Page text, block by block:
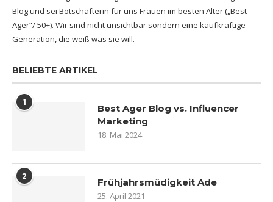
Blog und sei Botschafterin für uns Frauen im besten Alter („Best-
Ager“/ 50+). Wir sind nicht unsichtbar sondern eine kaufkräftige
Generation, die weiß was sie will.
BELIEBTE ARTIKEL
1
Best Ager Blog vs. Influencer
Marketing
18. Mai 2024
2 Frühjahrsmüdigkeit Ade
25. April 2021